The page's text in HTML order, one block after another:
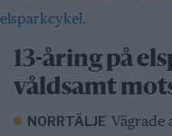
13-åring på
våldsamt
NORRTÄLJE Vägrade